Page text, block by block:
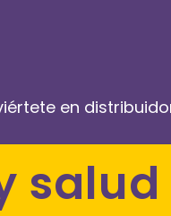
en
salud